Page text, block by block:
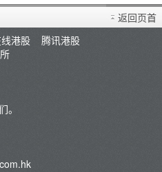
返回页首
港股
腾讯港股
。